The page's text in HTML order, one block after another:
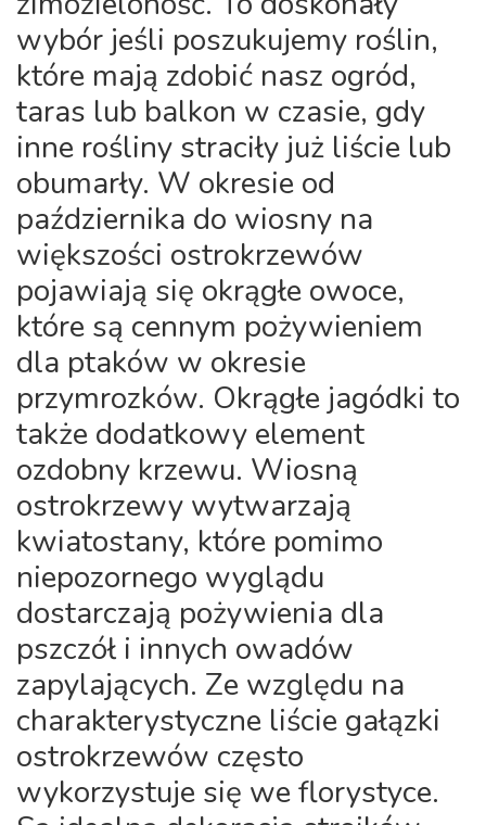
wybór jeśli poszukujemy roślin,
które mają zdobić nasz ogród,
taras lub balkon w czasie, gdy
inne rośliny straciły już liście lub
obumarły. W okresie od
października do wiosny na
większości ostrokrzewów
pojawiają się okrągłe owoce,
które są cennym pożywieniem
dla ptaków w okresie
przymrozków. Okrągłe jagódki to
także dodatkowy element
ozdobny krzewu. Wiosną
ostrokrzewy wytwarzają
kwiatostany, które pomimo
niepozornego wyglądu
dostarczają pożywienia dla
pszczół i innych owadów
zapylających. Ze względu na
charakterystyczne liście gałązki
ostrokrzewów często
wykorzystuje się we florystyce.